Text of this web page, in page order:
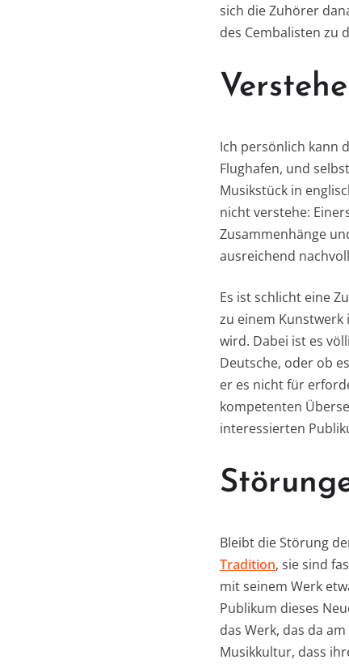
sich die Zuhörer
des Cembalisten zu
Ich persönlich kann
Flughafen, und
Musikstück in
nicht verstehe:
Zusammenhänge
ausreichend
Es ist schlicht eine
zu einem
wird. Dabei ist es
Deutsche, oder ob
er es nicht für
kompetenten
interessierten
Bleibt die Störung
Tradition, sie sind
mit seinem Werk
Publikum dieses
das Werk, das da
Musikkultur, dass